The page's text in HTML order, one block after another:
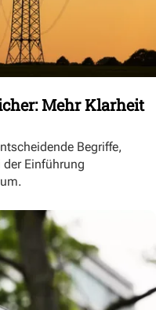
Mehr Klarheit
Begriffe,
Einführung